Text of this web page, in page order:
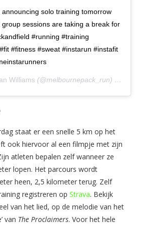
solo training tomorrow
sessions are taking a break for
#running #training
#fitness #sweat #instarun #instafit
Williams (@melbournepack_run) on
staat er een snelle 5 km op het
ook hiervoor al een filmpje met zijn
atleten bepalen zelf wanneer ze
lopen. Het parcours wordt
heen, 2,5 kilometer terug. Zelf
registreren op Strava. Bekijk
van het lied, op de melodie van het
van The Proclaimers. Voor het hele